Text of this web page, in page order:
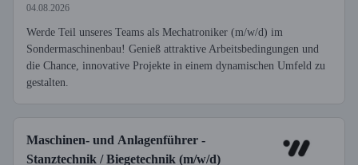
04.08.2026
Werde Teil unseres Teams als Mechatroniker (m/w/d) im
Sondermaschinenbau! Genieß attraktive Arbeitsbedingungen und
die Chance, innovative Projekte in einem dynamischen Umfeld zu
gestalten.
Maschinen- und Anlagenführer -
Stanztechnik / Biegetechnik (m/w/d)